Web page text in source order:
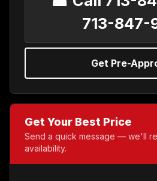
713-847-
Get Pre-
Get Your Best Price
Send a quick message — we'll
availability.